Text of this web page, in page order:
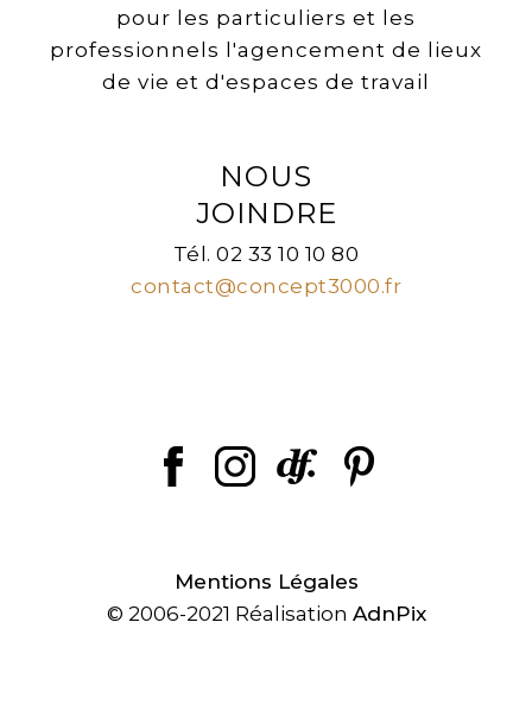
pour les particuliers et les
professionnels l'agencement de lieux
de vie et d'espaces de travail
NOUS
JOINDRE
Tél. 02 33 10 10 80
contact@concept3000.fr
Mentions Légales
© 2006-2021 Réalisation AdnPix